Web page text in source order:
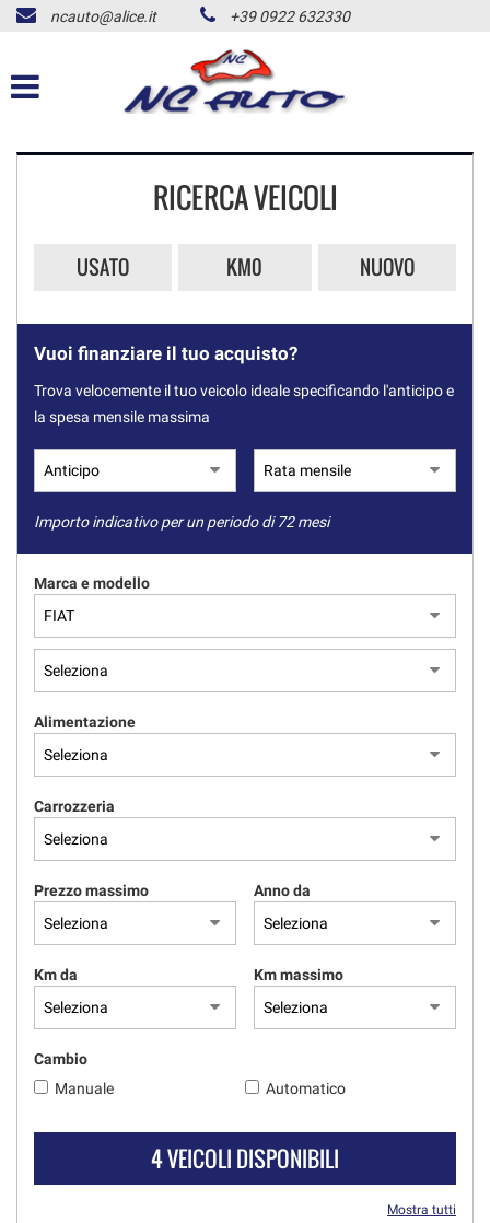
HOME
LISTA VEICOLI
ACQUISTIAMO USATO
ALD USATO
NEWS
AREA COMMERCIANTI
ncauto@alice.it +39 0922 632330
RICERCA VEICOLI
USATO KM0 NUOVO
Vuoi finanziare il tuo acquisto?
Trova velocemente il tuo veicolo ideale specificando l'anticipo e
la spesa mensile massima
Importo indicativo per un periodo di 72 mesi
Marca e modello
Alimentazione
Carrozzeria
Prezzo massimo Anno da
Km da Km massimo
Cambio
Manuale
Automatico
4 VEICOLI DISPONIBILI
Mostra tutti